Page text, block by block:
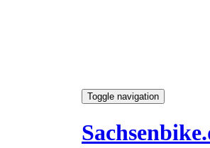
Toggle navigation